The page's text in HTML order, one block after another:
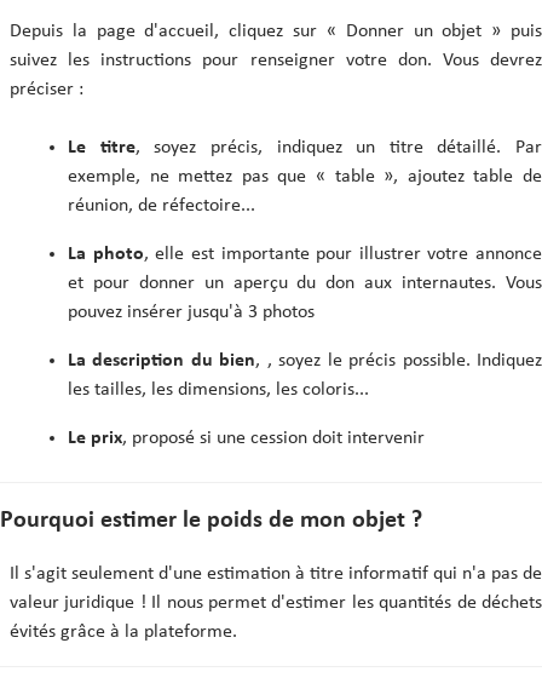
Depuis la page d'accueil, cliquez sur « Donner un objet » puis
suivez les instructions pour renseigner votre don. Vous devrez
préciser :
Le titre, soyez précis, indiquez un titre détaillé. Par
exemple, ne mettez pas que « table », ajoutez table de
réunion, de réfectoire...
La photo, elle est importante pour illustrer votre annonce
et pour donner un aperçu du don aux internautes. Vous
pouvez insérer jusqu'à 3 photos
La description du bien, , soyez le précis possible. Indiquez
les tailles, les dimensions, les coloris...
Le prix, proposé si une cession doit intervenir
Pourquoi estimer le poids de mon objet ?
Il s'agit seulement d'une estimation à titre informatif qui n'a pas de
valeur juridique ! Il nous permet d'estimer les quantités de déchets
évités grâce à la plateforme.